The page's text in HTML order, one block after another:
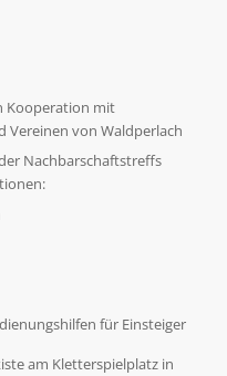
Kooperation mit
von Waldperlach
Nachbarschaftstreffs
für Einsteiger
am Kletterspielplatz in